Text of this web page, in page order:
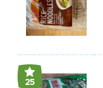
25